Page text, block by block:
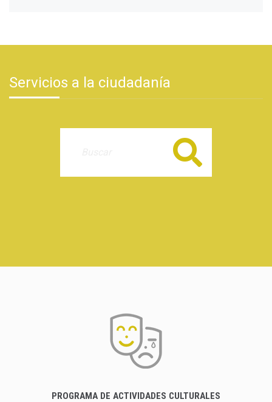
Servicios a la ciudadanía
Buscar
PROGRAMA DE ACTIVIDADES CULTURALES